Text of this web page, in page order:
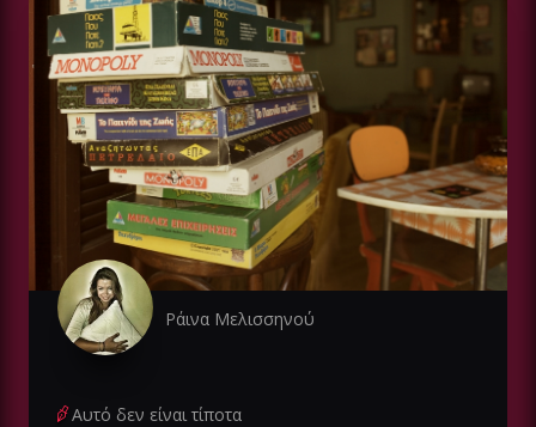
Ράινα Μελισσηνού
Αυτό δεν είναι τίποτα